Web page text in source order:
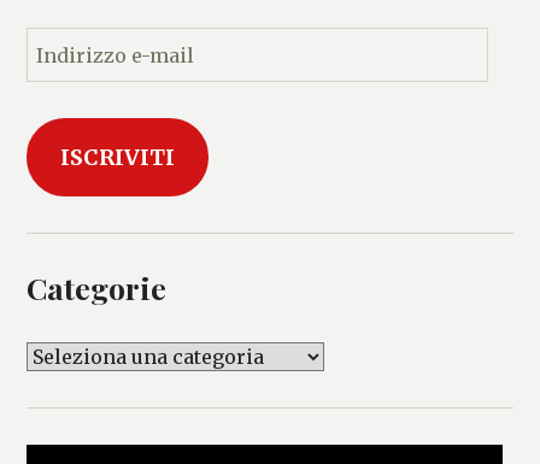
n
i
r
i
e
m
l
ISCRIVITI
Categorie
C
t
e